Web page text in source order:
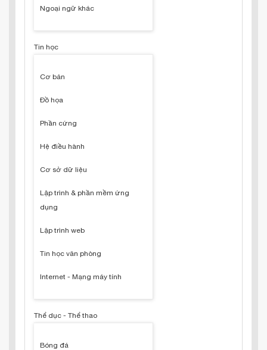
Ngoại ngữ khác
Tin học
Cơ bản
Đồ họa
Phần cứng
Hệ điều hành
Cơ sở dữ liệu
Lập trình & phần mềm ứng
dụng
Lập trình web
Tin học văn phòng
Internet - Mạng máy tính
Thể dục - Thể thao
Bóng đá